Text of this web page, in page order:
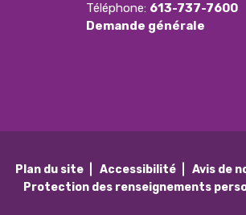
Téléphone: 613-737-7600
Demande générale
Plan du site Accessibilité
Avis de
Protection des renseignements